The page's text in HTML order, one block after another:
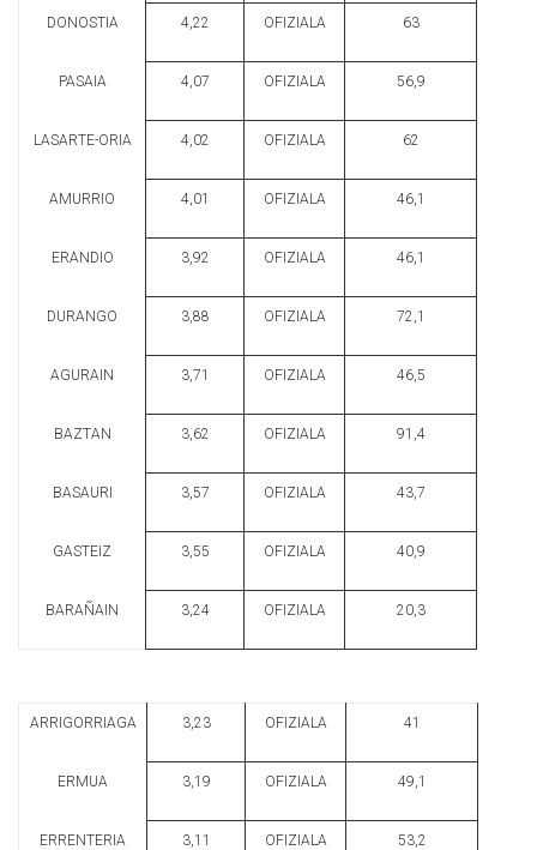
DONOSTIA 4,22 OFIZIALA 63
PASAIA 4,07 OFIZIALA 56,9
LASARTE-ORIA 4,02 OFIZIALA 62
AMURRIO 4,01 OFIZIALA 46,1
ERANDIO 3,92 OFIZIALA 46,1
DURANGO 3,88 OFIZIALA 72,1
AGURAIN 3,71 OFIZIALA 46,5
BAZTAN 3,62 OFIZIALA 91,4
BASAURI 3,57 OFIZIALA 43,7
GASTEIZ 3,55 OFIZIALA 40,9
BARAÑAIN 3,24 OFIZIALA 20,3
ARRIGORRIAGA 3,23 OFIZIALA 41
ERMUA 3,19 OFIZIALA 49,1
ERRENTERIA 3,11 OFIZIALA 53,2